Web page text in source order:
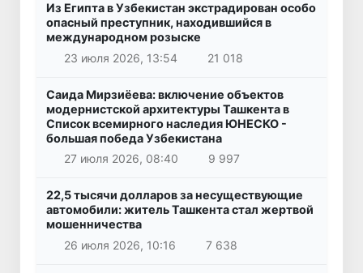
Из Египта в Узбекистан экстрадирован особо
опасный преступник, находившийся в
международном розыске
23 июля 2026, 13:54
21 018
Саида Мирзиёева: включение объектов
модернистской архитектуры Ташкента в
Список всемирного наследия ЮНЕСКО -
большая победа Узбекистана
27 июля 2026, 08:40
9 997
22,5 тысячи долларов за несуществующие
автомобили: житель Ташкента стал жертвой
мошенничества
26 июля 2026, 10:16
7 638